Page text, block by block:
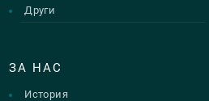
Други
ЗА НАС
История